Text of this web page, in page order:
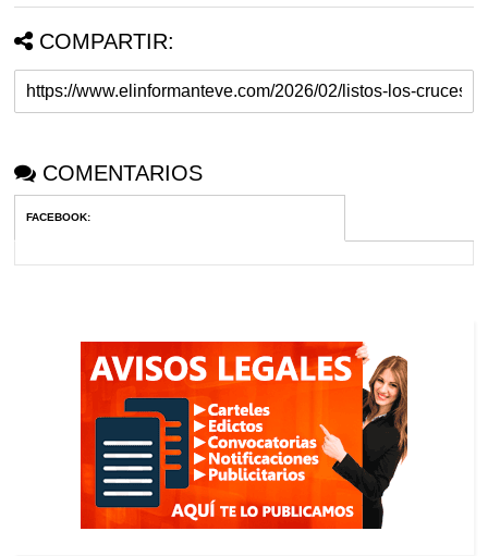
COMPARTIR:
COMENTARIOS
FACEBOOK: